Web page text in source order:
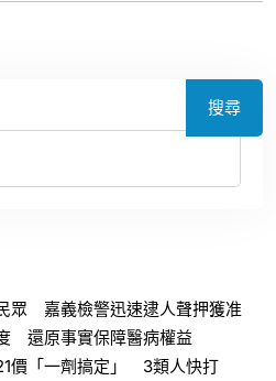
搜尋
眾 嘉義檢警迅速逮人聲押獲准
還原事實保障醫病權益
價「一劑搞定」 3類人快打